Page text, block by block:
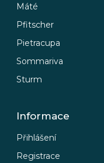
Máté
Pfitscher
Pietracupa
Sommariva
Sturm
Informace
Přihlášení
Registrace